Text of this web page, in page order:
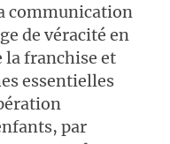
communication
de véracité en
la franchise et
essentielles
par